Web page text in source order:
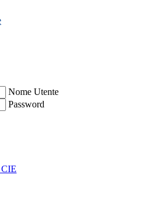
Nome Utente
Password